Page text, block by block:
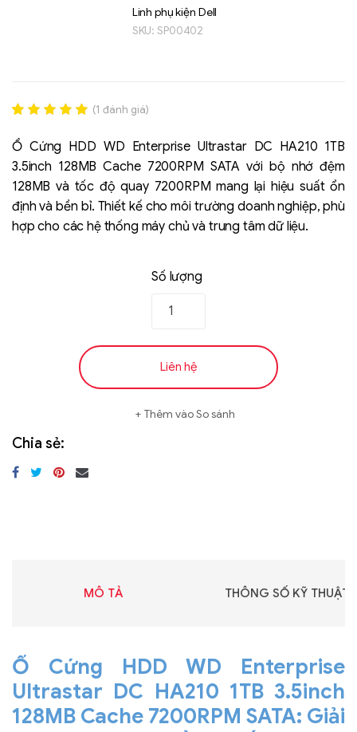
Linh phụ kiện Dell
SKU:SP00402
out of 5
based on
đánh giá
(1 đánh giá)
Ổ Cứng HDD WD Enterprise Ultrastar DC HA210 1TB
3.5inch 128MB Cache 7200RPM SATA với bộ nhớ đệm
128MB và tốc độ quay 7200RPM mang lại hiệu suất ổn
định và bền bỉ. Thiết kế cho môi trường doanh nghiệp, phù
hợp cho các hệ thống máy chủ và trung tâm dữ liệu.
Số lượng
Liên hệ
Thêm vào So sánh
Chia sẻ:
MÔ TẢ THÔNG SỐ KỸ THUẬT
Ổ Cứng HDD WD Enterprise
Ultrastar DC HA210 1TB 3.5inch
128MB Cache 7200RPM SATA: Giải
Liên hệ
SK hynix - DRAM
- GDDR - GDDR6